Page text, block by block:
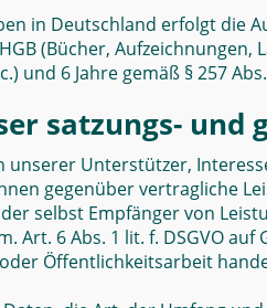
in Deutschland erfolgt die
(Bücher,
und 6 Jahre gemäß § 257
satzungs- und
unserer Unterstützer,
gegenüber vertragliche
selbst Empfänger von
Art. 6 Abs. 1 lit. f. DSGVO
Öffentlichkeitsarbeit